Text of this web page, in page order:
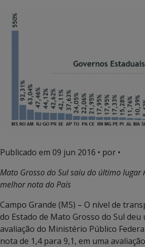
Publicado em 09 jun 2016 • por •
Mato Grosso do Sul saiu do último lugar
melhor nota do País
Campo Grande (MS) – O nível de
do Estado de Mato Grosso do Sul deu
avaliação do Ministério Público
nota de 1,4 para 9,1, em uma